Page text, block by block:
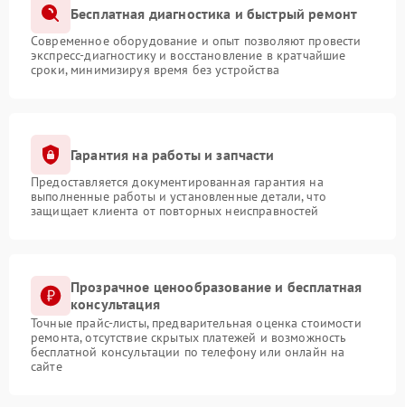
Бесплатная диагностика и быстрый ремонт
Современное оборудование и опыт позволяют провести
экспресс-диагностику и восстановление в кратчайшие
сроки, минимизируя время без устройства
Гарантия на работы и запчасти
Предоставляется документированная гарантия на
выполненные работы и установленные детали, что
защищает клиента от повторных неисправностей
Прозрачное ценообразование и бесплатная
консультация
Точные прайс-листы, предварительная оценка стоимости
ремонта, отсутствие скрытых платежей и возможность
бесплатной консультации по телефону или онлайн на
сайте